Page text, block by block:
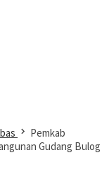
Pemkab
Gudang Bulog